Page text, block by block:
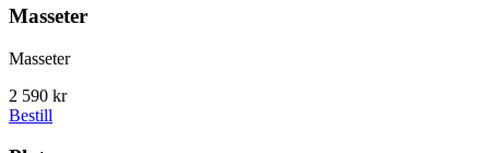
Masseter
Masseter
2 590 kr
Bestill